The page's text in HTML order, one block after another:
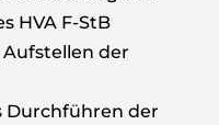
HVA F-StB
Aufstellen der
Durchführen der